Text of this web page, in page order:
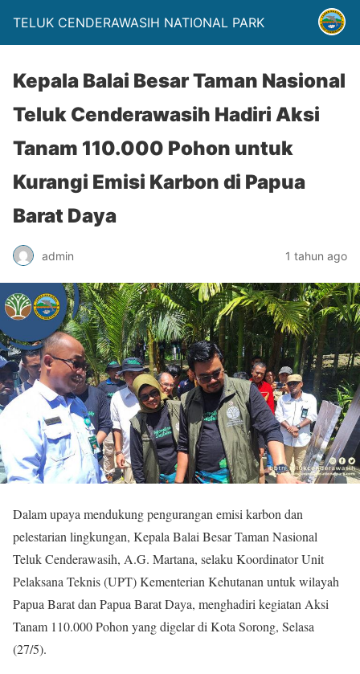
TELUK CENDERAWASIH NATIONAL PARK
Kepala Balai Besar Taman Nasional
Teluk Cenderawasih Hadiri Aksi
Tanam 110.000 Pohon untuk
Kurangi Emisi Karbon di Papua
Barat Daya
admin 1 tahun ago
Dalam upaya mendukung pengurangan emisi karbon dan
pelestarian lingkungan, Kepala Balai Besar Taman Nasional
Teluk Cenderawasih, A.G. Martana, selaku Koordinator Unit
Pelaksana Teknis (UPT) Kementerian Kehutanan untuk wilayah
Papua Barat dan Papua Barat Daya, menghadiri kegiatan Aksi
Tanam 110.000 Pohon yang digelar di Kota Sorong, Selasa
(27/5).